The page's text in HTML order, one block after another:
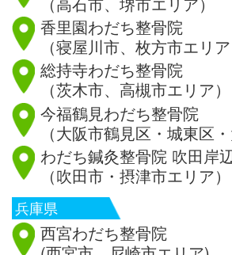
香里園わだち整骨院
（寝屋川市、枚方市エリア
総持寺わだち整骨院
（茨木市、高槻市エリア）
今福鶴見わだち整骨院
（大阪市鶴見区・城東区
わだち鍼灸整骨院 吹田岸
（吹田市・摂津市エリア）
兵庫県
西宮わだち整骨院